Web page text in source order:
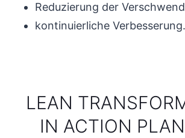
Reduzierung der
kontinuierliche Verbesserung.
LEAN
IN ACTION